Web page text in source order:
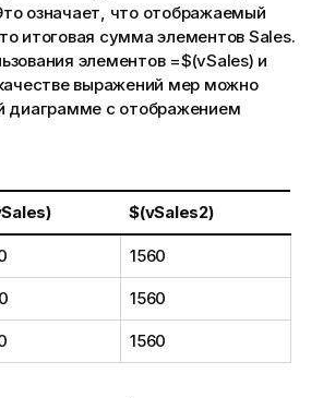
означает, что отображаемый
итоговая сумма элементов Sales.
элементов =$(vSales) и
выражений мер можно
диаграмме с отображением
$(vSales2)
1560
1560
1560